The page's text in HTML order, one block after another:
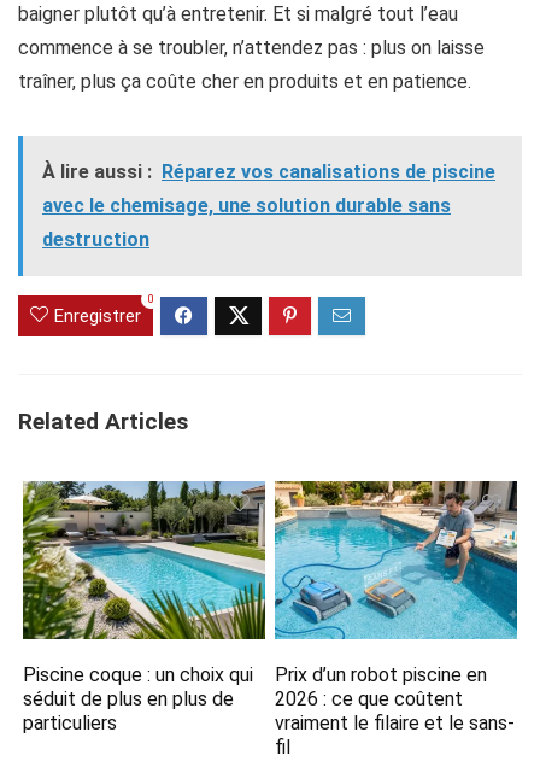
baigner plutôt qu’à entretenir. Et si malgré tout l’eau
commence à se troubler, n’attendez pas : plus on laisse
traîner, plus ça coûte cher en produits et en patience.
À lire aussi : Réparez vos canalisations de piscine
avec le chemisage, une solution durable sans
destruction
Enregistrer
0
Related Articles
Piscine coque : un choix qui
séduit de plus en plus de
particuliers
Prix d’un robot piscine en
2026 : ce que coûtent
vraiment le filaire et le sans-
fil